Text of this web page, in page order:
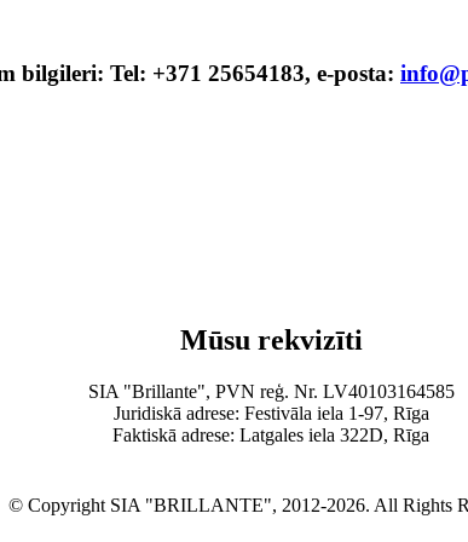
bilgileri: Tel: +371 25654183, e-posta:
Mūsu rekvizīti
SIA "Brillante", PVN reģ. Nr. LV40103164585
Juridiskā adrese: Festivāla iela 1-97, Rīga
Faktiskā adrese: Latgales iela 322D, Rīga
© Copyright SIA "BRILLANTE", 2012-2026. All Rights